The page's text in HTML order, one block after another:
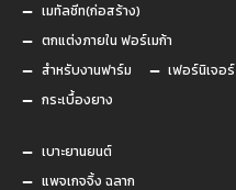
เมทัลชีท(ก่อสร้าง)
ตกแต่งภายใน ฟอร์เมก้า
สำหรับงานฟาร์ม
เฟอร์นิเจอร์
กระเบื้องยาง
เบาะยานยนต์
แพจเกจจิ้ง ฉลาก